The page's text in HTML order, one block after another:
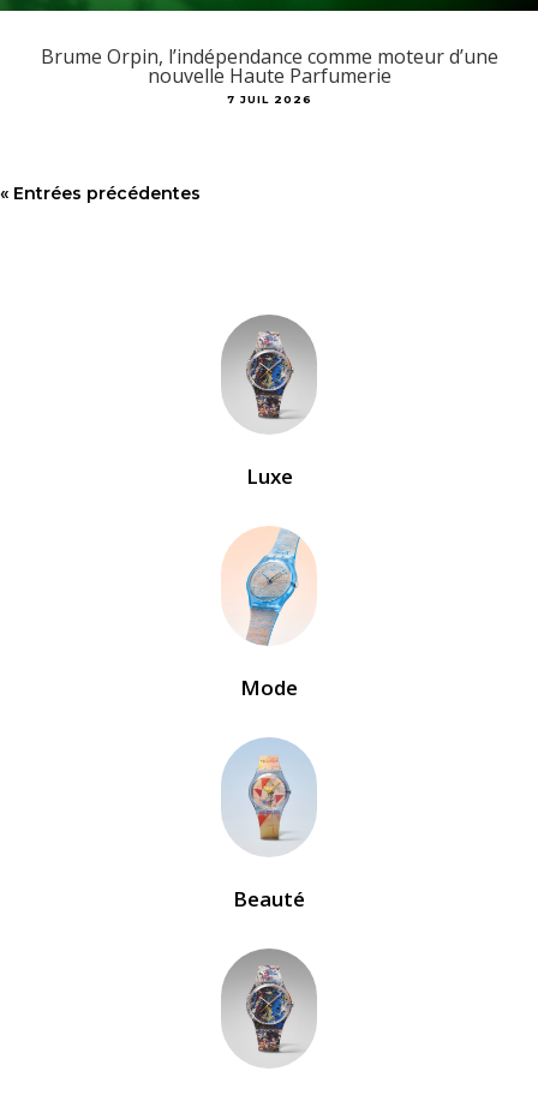
Brume Orpin, l’indépendance comme moteur d’une
nouvelle Haute Parfumerie
7 JUIL 2026
« Entrées précédentes
Luxe
Mode
Beauté